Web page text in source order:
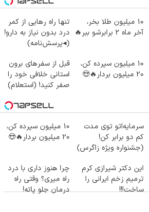
10 میلیون طلا بخر،
آخر ماه 2 برابرشو ببر🔥
تنها راه رهایی از کمر
درد بدون نیاز به دارو!
(◂پرسش‌نامه)
10 میلیون سپرده کن،
20 میلیون بردار🔥😍
قبل از سفرهای برون
استانی خلافی خود را
صفر کنید! (استعلام)
سرمایه‌اتو توی مدت
کم دو برابر کن!
(جشنواره ویژه زاگرس)
10 میلیون سپرده کن،
20 میلیون بردار🔥😍
این دکتر شیرازی کرم
ترمیم زخم ایرانی را
ساخت!!!
چرا هنوز داری با درد
راه میری؟ وقتی راه
درمان جلو پاته!